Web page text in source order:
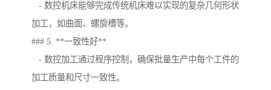
- 数控机床能够完成传统机床难以实现的复杂几何形状
加工，如曲面、螺旋槽等。
### 5. **一致性好**
- 数控加工通过程序控制，确保批量生产中每个工件的
加工质量和尺寸一致性。